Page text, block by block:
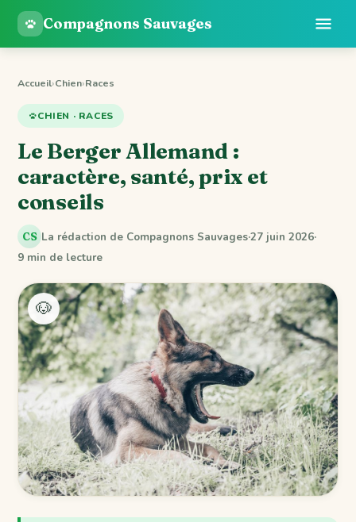
Compagnons Sauvages
Accueil›Chien›Races
CHIEN · RACES
Le Berger Allemand :
caractère, santé, prix et
conseils
CS La rédaction de Compagnons Sauvages·27 juin 2026·
9 min de lecture
🐶